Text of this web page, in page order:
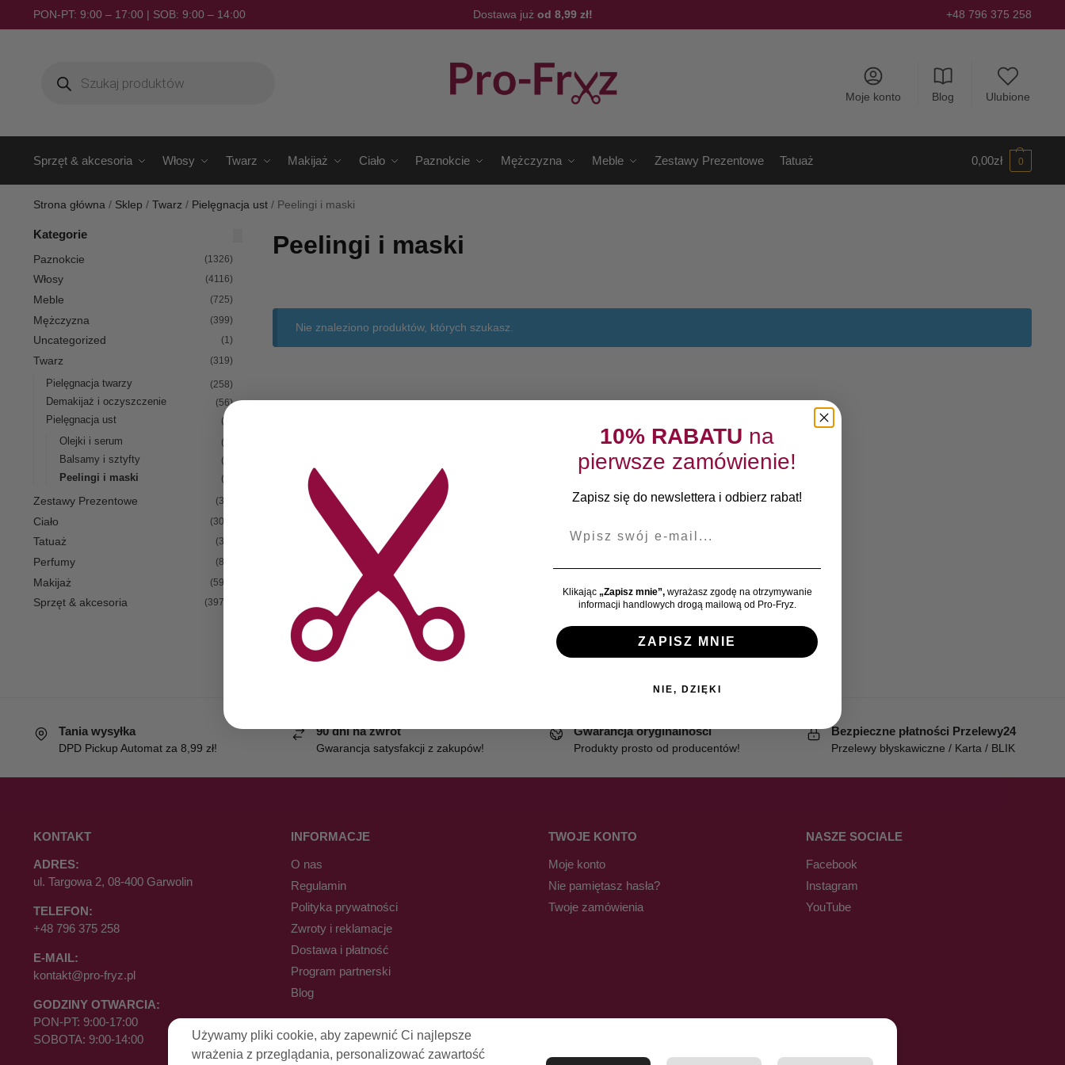
PON-PT: 9:00 – 17:00 | SOB: 9:00 – 14:00 Dostawa już od 8,99 zł! +48 796 375 258
Moje konto Blog Ulubione
Sprzęt & akcesoria Włosy Twarz Makijaż Ciało Paznokcie Mężczyzna Meble Zestawy Prezentowe Tatuaż 0,00zł 0
Strona główna/ Sklep / Twarz/ Pielęgnacja ust/ Peelingi i maski
Peelingi i maski
Nie znaleziono produktów, których szukasz.
Kategorie
Paznokcie (1326)
Włosy (4116)
Meble (725)
Mężczyzna (399)
Uncategorized (1)
Twarz (319)
Pielęgnacja twarzy (258)
Demakijaż i oczyszczenie (56)
Pielęgnacja ust (6)
Olejki i serum (1)
Balsamy i sztyfty (4)
Peelingi i maski (1)
Zestawy Prezentowe (30)
Ciało (306)
Tatuaż (38)
Perfumy (80)
Makijaż (598)
Sprzęt & akcesoria (3974)
Tania wysyłka
DPD Pickup Automat za 8,99 zł!
90 dni na zwrot
Gwarancja satysfakcji z zakupów!
Gwarancja oryginalności
Produkty prosto od producentów!
Bezpieczne płatności Przelewy24
Przelewy błyskawiczne / Karta / BLIK
KONTAKT
ADRES:
ul. Targowa 2, 08-400 Garwolin
TELEFON:
+48 796 375 258
E-MAIL:
kontakt@pro-fryz.pl
GODZINY OTWARCIA:
PON-PT: 9:00-17:00
SOBOTA: 9:00-14:00
INFORMACJE
O nas
Regulamin
Polityka prywatności
Zwroty i reklamacje
Dostawa i płatność
Program partnerski
Blog
TWOJE KONTO
Moje konto
Nie pamiętasz hasła?
Twoje zamówienia
NASZE SOCIALE
Facebook
Instagram
YouTube
Używamy pliki cookie, aby zapewnić Ci najlepsze
wrażenia z przeglądania, personalizować zawartość
10% RABATU na
pierwsze zamówienie!
Zapisz się do newslettera i odbierz rabat!
Klikając „Zapisz mnie”,wyrażasz zgodę na otrzymywanie
informacji handlowych drogą mailową od Pro-Fryz.
ZAPISZ MNIE
NIE, DZIĘKI